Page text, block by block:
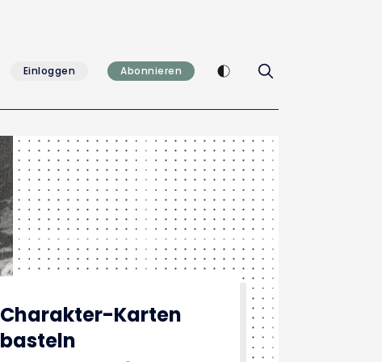
Einloggen Abonnieren Enable dark mode
Charakter-Karten
basteln